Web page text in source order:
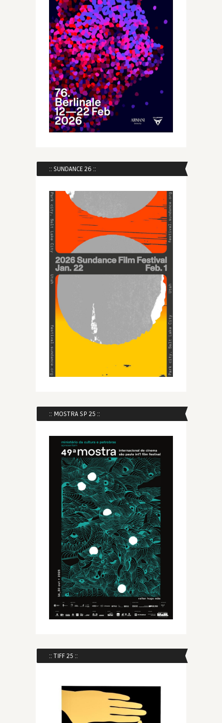
:: SUNDANCE 26 ::
:: MOSTRA SP 25 ::
:: TIFF 25 ::